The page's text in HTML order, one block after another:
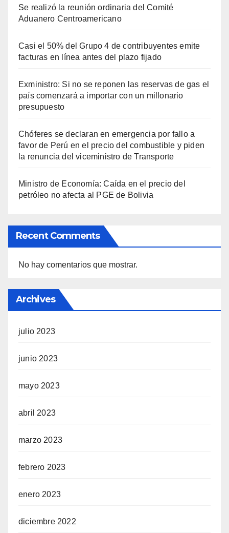
Se realizó la reunión ordinaria del Comité
Aduanero Centroamericano
Casi el 50% del Grupo 4 de contribuyentes emite
facturas en línea antes del plazo fijado
Exministro: Si no se reponen las reservas de gas el
país comenzará a importar con un millonario
presupuesto
Chóferes se declaran en emergencia por fallo a
favor de Perú en el precio del combustible y piden
la renuncia del viceministro de Transporte
Ministro de Economía: Caída en el precio del
petróleo no afecta al PGE de Bolivia
Recent Comments
No hay comentarios que mostrar.
Archives
julio 2023
junio 2023
mayo 2023
abril 2023
marzo 2023
febrero 2023
enero 2023
diciembre 2022